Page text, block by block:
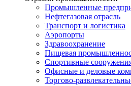
Промышленные
Нефтегазовая отрасль
Транспорт и логистика
Аэропорты
Здравоохранение
Пищевая
Спортивные
Офисные и деловые
Торгово-